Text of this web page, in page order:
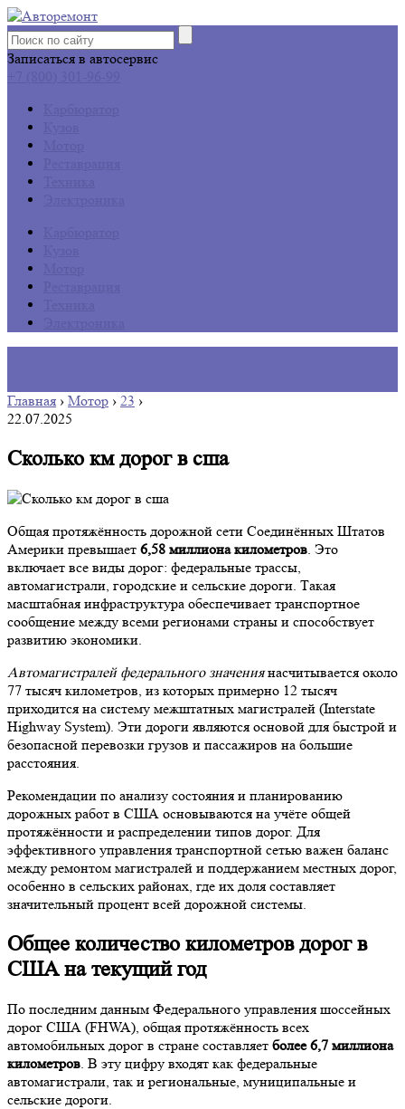
Записаться в автосервис
Главная › Мотор › 23 ›
22.07.2025
Сколько км дорог в сша
Общая протяжённость дорожной сети Соединённых Штатов
Америки превышает 6,58 миллиона километров. Это
включает все виды дорог: федеральные трассы,
автомагистрали, городские и сельские дороги. Такая
масштабная инфраструктура обеспечивает транспортное
сообщение между всеми регионами страны и способствует
развитию экономики.
Автомагистралей федерального значениянасчитывается около
77 тысяч километров, из которых примерно 12 тысяч
приходится на систему межштатных магистралей (Interstate
Highway System). Эти дороги являются основой для быстрой и
безопасной перевозки грузов и пассажиров на большие
расстояния.
Рекомендации по анализу состояния и планированию
дорожных работ в США основываются на учёте общей
протяжённости и распределении типов дорог. Для
эффективного управления транспортной сетью важен баланс
между ремонтом магистралей и поддержанием местных дорог,
особенно в сельских районах, где их доля составляет
значительный процент всей дорожной системы.
Общее количество километров дорог в
США на текущий год
По последним данным Федерального управления шоссейных
дорог США (FHWA), общая протяжённость всех
автомобильных дорог в стране составляет более 6,7 миллиона
километров . В эту цифру входят как федеральные
автомагистрали, так и региональные, муниципальные и
сельские дороги.